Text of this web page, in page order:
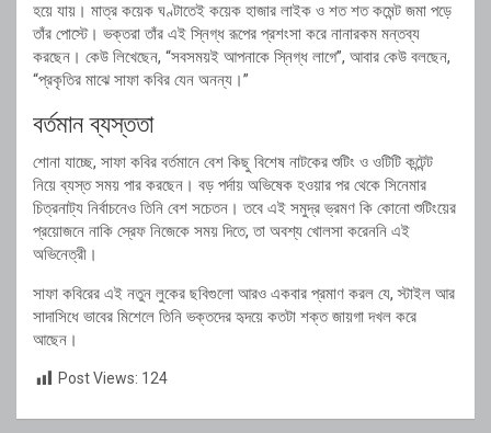
হয়ে যায়। মাত্র কয়েক ঘণ্টাতেই কয়েক হাজার লাইক ও শত শত কমেন্ট জমা পড়ে
তাঁর পোস্টে। ভক্তরা তাঁর এই স্নিগ্ধ রূপের প্রশংসা করে নানারকম মন্তব্য
করছেন। কেউ লিখেছেন, “সবসময়ই আপনাকে স্নিগ্ধ লাগে”, আবার কেউ বলছেন,
“প্রকৃতির মাঝে সাফা কবির যেন অনন্য।”
বর্তমান ব্যস্ততা
শোনা যাচ্ছে, সাফা কবির বর্তমানে বেশ কিছু বিশেষ নাটকের শুটিং ও ওটিটি কন্টেন্ট
নিয়ে ব্যস্ত সময় পার করছেন। বড় পর্দায় অভিষেক হওয়ার পর থেকে সিনেমার
চিত্রনাট্য নির্বাচনেও তিনি বেশ সচেতন। তবে এই সমুদ্র ভ্রমণ কি কোনো শুটিংয়ের
প্রয়োজনে নাকি স্রেফ নিজেকে সময় দিতে, তা অবশ্য খোলসা করেননি এই
অভিনেত্রী।
সাফা কবিরের এই নতুন লুকের ছবিগুলো আরও একবার প্রমাণ করল যে, স্টাইল আর
সাদাসিধে ভাবের মিশেলে তিনি ভক্তদের হৃদয়ে কতটা শক্ত জায়গা দখল করে
আছেন।
Post Views: 124